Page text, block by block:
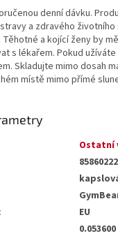
denní dávku.
a zdravého
a kojící ženy by
s lékařem. Pokud
Skladujte mimo dosah
místě mimo přímé
Ostatní
:
EU
0.053600